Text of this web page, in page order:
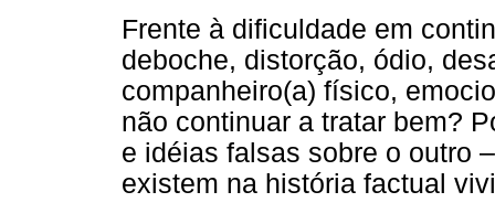
Frente à dificuldade em
deboche, distorção, ódio,
companheiro(a) físico,
não continuar a tratar bem?
e idéias falsas sobre o outro
existem na história factual